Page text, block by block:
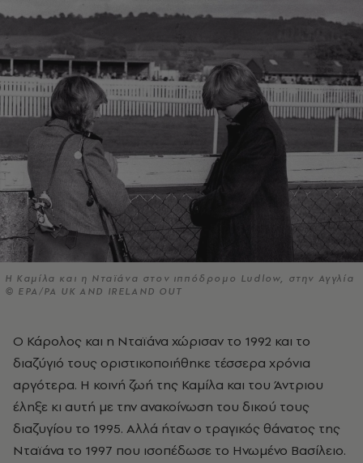
Η Καμίλα και η Νταϊάνα στον ιππόδρομο Ludlow, στην Αγγλία
© EPA/PA UK AND IRELAND OUT
Ο Κάρολος και η Νταϊάνα χώρισαν το 1992 και το
διαζύγιό τους οριστικοποιήθηκε τέσσερα χρόνια
αργότερα. Η κοινή ζωή της Καμίλα και του Άντριου
έληξε κι αυτή με την ανακοίνωση του δικού τους
διαζυγίου το 1995. Αλλά ήταν ο τραγικός θάνατος της
Νταϊάνα το 1997 που ισοπέδωσε το Ηνωμένο Βασίλειο.